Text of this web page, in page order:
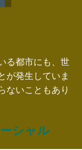
る都市にも、世
が発生していま
ないこともあり
シャル